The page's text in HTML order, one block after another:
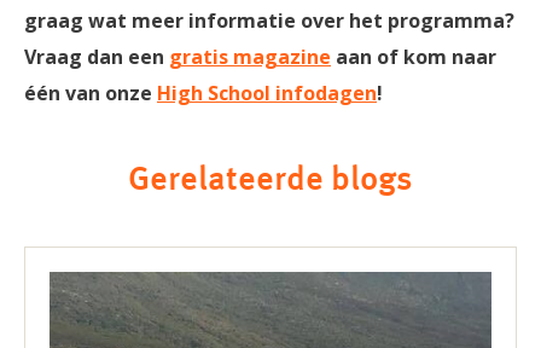
graag wat meer informatie over het programma?
Vraag dan een gratis magazine aan of kom naar
één van onze High School infodagen!
Gerelateerde blogs